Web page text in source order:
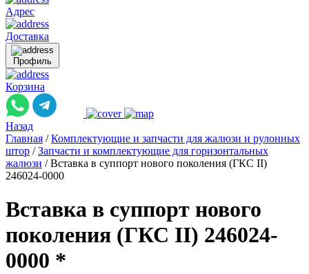
Адрес
Доставка
Профиль
Корзина
Назад
Главная / Комплектующие и запчасти для жалюзи и рулонных
штор / Запчасти и комплектующие для горизонтальных
жалюзи / Вставка в суппорт нового поколения (ГКС II)
246024-0000
Вставка в суппорт нового
поколения (ГКС II) 246024-
0000 *